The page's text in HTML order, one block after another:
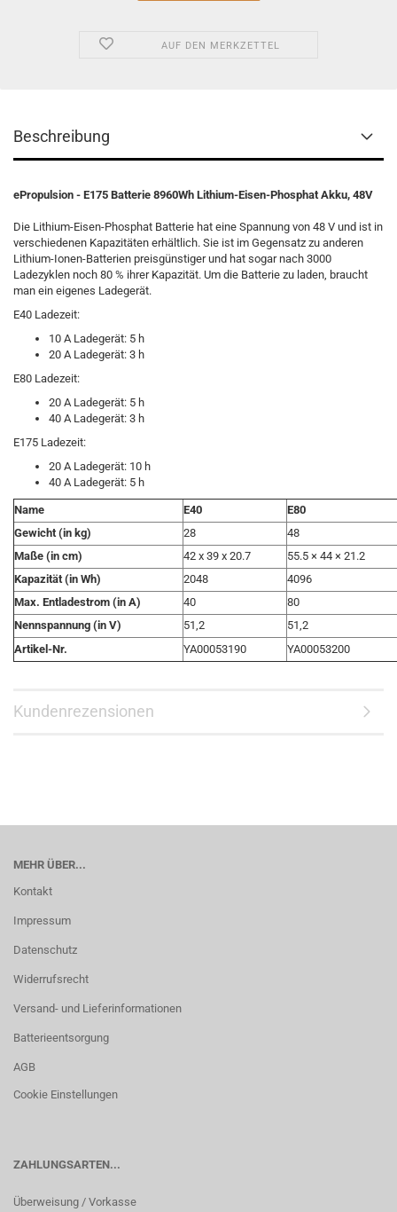
AUF DEN MERKZETTEL
Beschreibung
ePropulsion - E175 Batterie 8960Wh Lithium-Eisen-Phosphat Akku, 48V
Die Lithium-Eisen-Phosphat Batterie hat eine Spannung von 48 V und ist in
verschiedenen Kapazitäten erhältlich. Sie ist im Gegensatz zu anderen
Lithium-Ionen-Batterien preisgünstiger und hat sogar nach 3000
Ladezyklen noch 80 % ihrer Kapazität. Um die Batterie zu laden, braucht
man ein eigenes Ladegerät.
E40 Ladezeit:
10 A Ladegerät: 5 h
20 A Ladegerät: 3 h
E80 Ladezeit:
20 A Ladegerät: 5 h
40 A Ladegerät: 3 h
E175 Ladezeit:
20 A Ladegerät: 10 h
40 A Ladegerät: 5 h
Name E40
E80
Gewicht (in kg)
28
48
Maße (in cm)
42 x 39 x 20.7
55.5 × 44 × 21.2
Kapazität (in Wh)
2048
4096
Max. Entladestrom (in A)
40
80
Nennspannung (in V)
51,2
51,2
Artikel-Nr.
YA00053190 YA00053200
Kundenrezensionen
MEHR ÜBER...
Kontakt
Impressum
Datenschutz
Widerrufsrecht
Versand- und Lieferinformationen
Batterieentsorgung
AGB
Cookie Einstellungen
ZAHLUNGSARTEN...
Überweisung / Vorkasse